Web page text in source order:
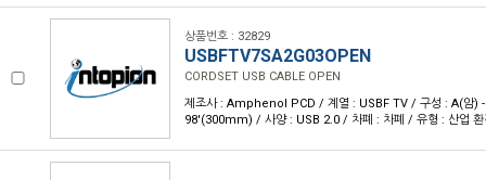
상품번호 : 32829
USBFTV7SA2G03OPEN
CORDSET USB CABLE OPEN
제조사 : Amphenol PCD / 계열 : USBF TV / 구성 : A(암)
98'(300mm) / 사양 : USB 2.0 / 차폐 : 차폐 / 유형 : 산업 환